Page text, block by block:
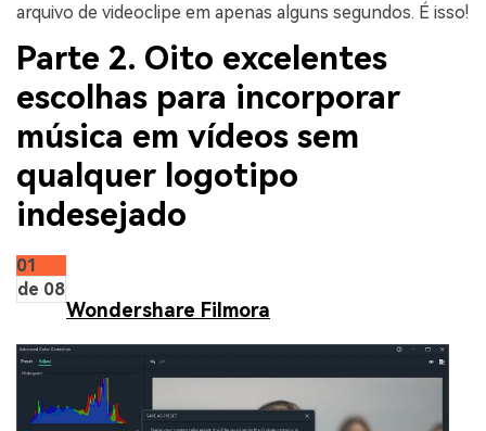
arquivo de videoclipe em apenas alguns segundos. É isso!
Parte 2. Oito excelentes
escolhas para incorporar
música em vídeos sem
qualquer logotipo
indesejado
01
de 08
Wondershare Filmora